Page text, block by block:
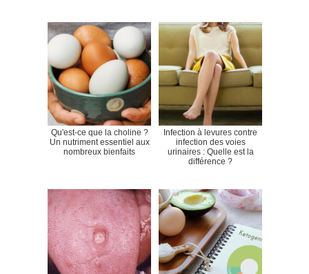
Qu'est-ce que la choline ?
Un nutriment essentiel aux
nombreux bienfaits
Infection à levures contre
infection des voies
urinaires : Quelle est la
différence ?